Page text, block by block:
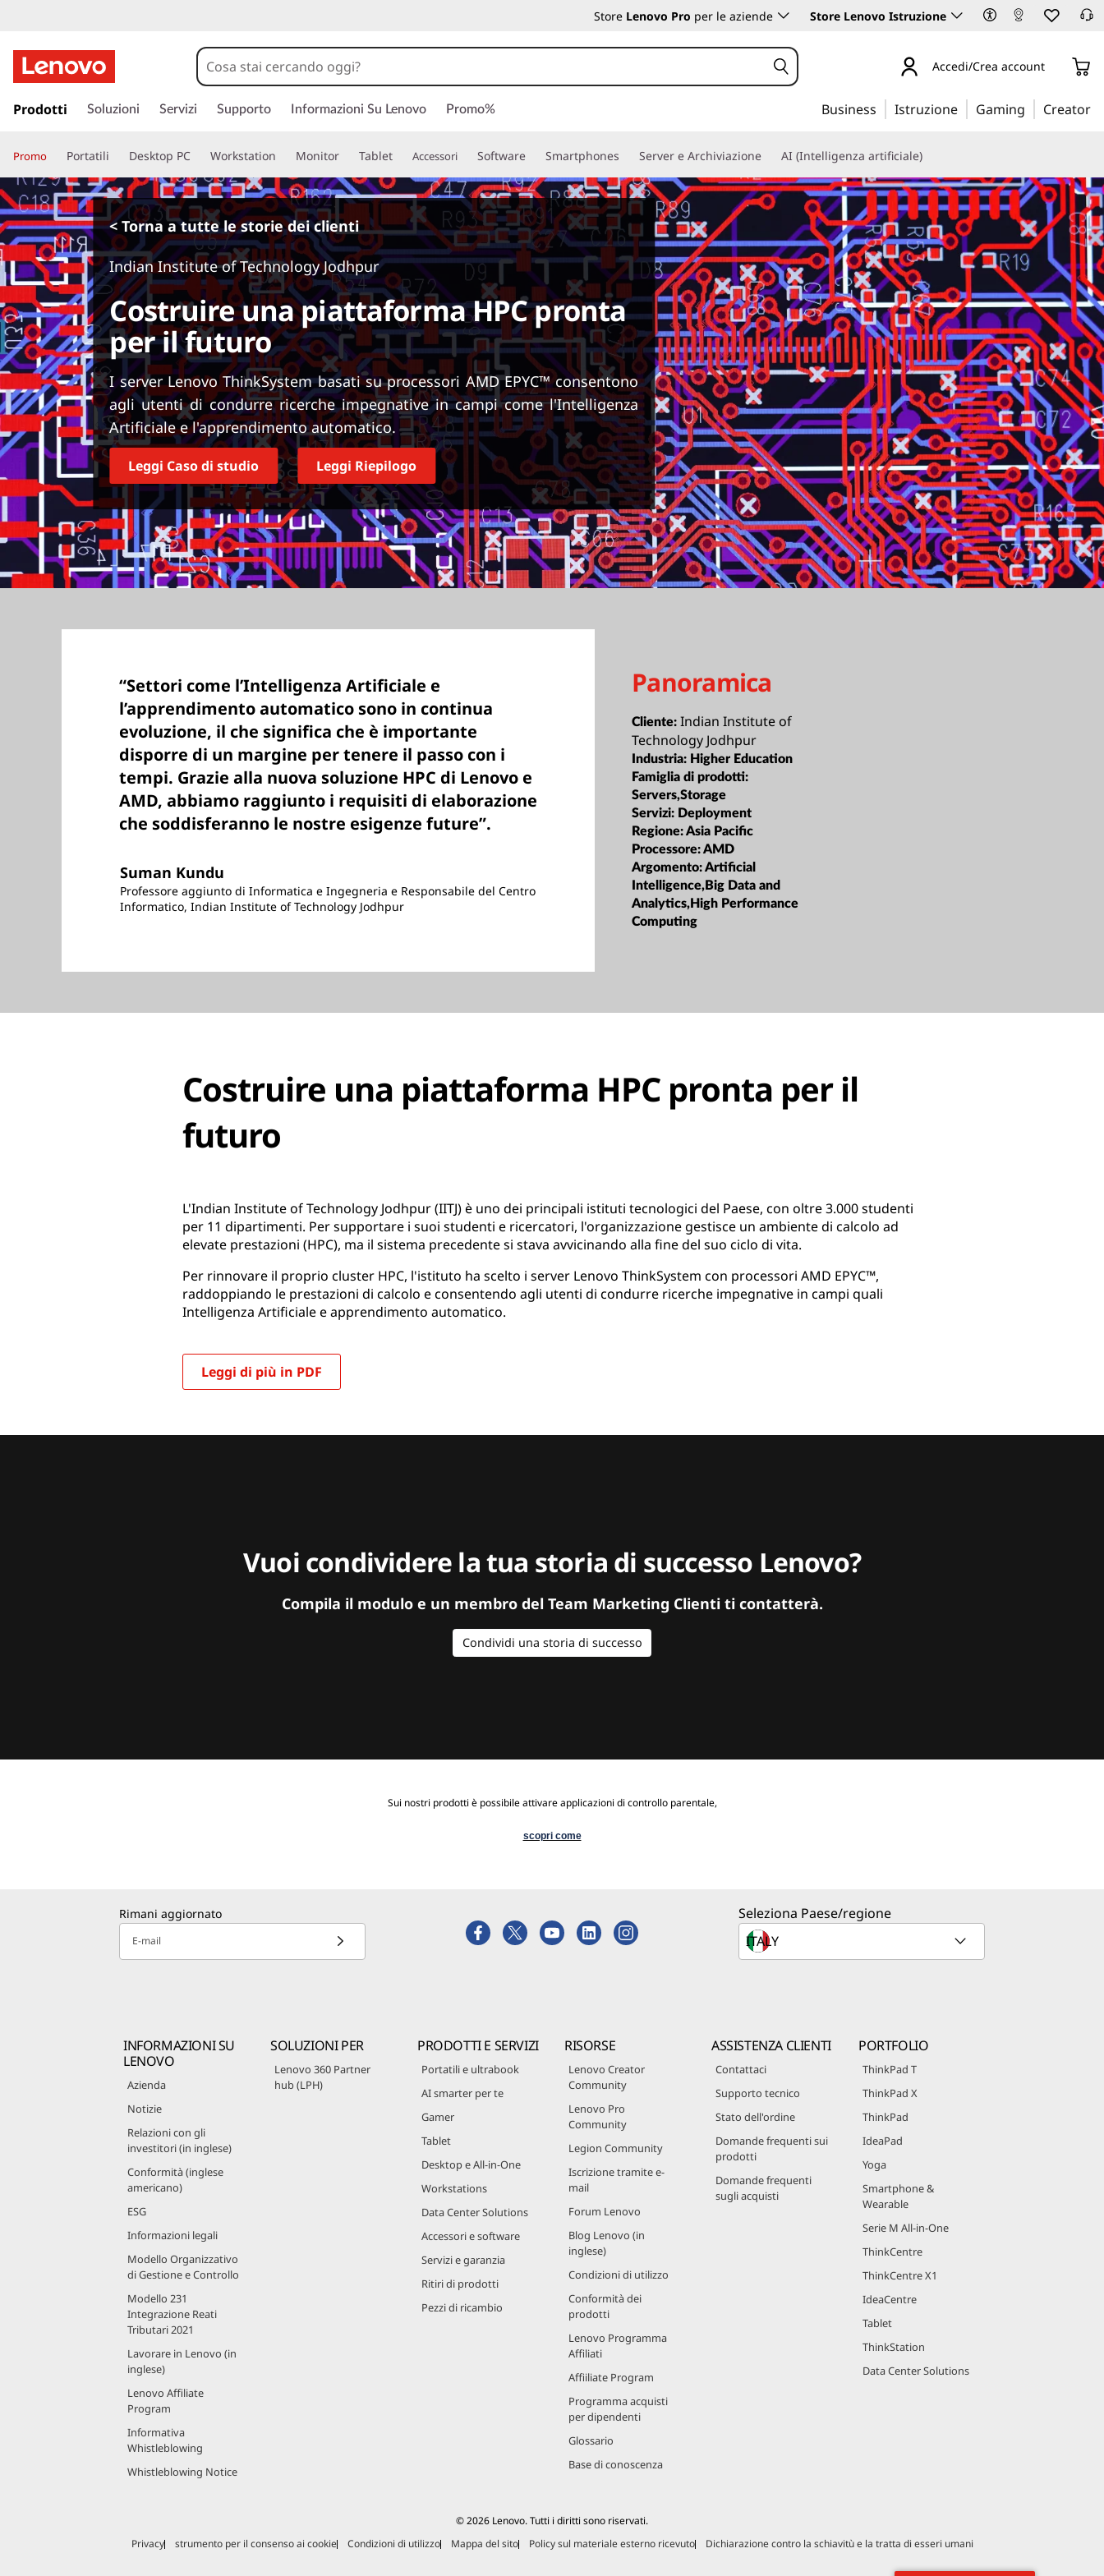
Store Lenovo Pro per le aziende Store Lenovo Istruzione
a
a
a
c
o
n
e
n
u
t
o
p
r
i
n
c
i
e
Accedi/Crea account
Prodotti Soluzioni Servizi Supporto Informazioni Su Lenovo Promo% Business Istruzione Gaming Creator
Promo Portatili Desktop PC Workstation Monitor Tablet Accessori Software Smartphones Server e Archiviazione AI (Intelligenza artificiale)
< Torna a tutte le storie dei clienti
Indian Institute of Technology Jodhpur
Costruire una piattaforma HPC pronta
per il futuro
I server Lenovo ThinkSystem basati su processori AMD EPYC™ consentono
agli utenti di condurre ricerche impegnative in campi come l'Intelligenza
Artificiale e l'apprendimento automatico.
Leggi Caso di studio Leggi Riepilogo
“Settori come l’Intelligenza Artificiale e
l’apprendimento automatico sono in continua
evoluzione, il che significa che è importante
disporre di un margine per tenere il passo con i
tempi. Grazie alla nuova soluzione HPC di Lenovo e
AMD, abbiamo raggiunto i requisiti di elaborazione
che soddisferanno le nostre esigenze future”.
Suman Kundu
Professore aggiunto di Informatica e Ingegneria e Responsabile del Centro
Informatico, Indian Institute of Technology Jodhpur
Panoramica
Cliente:Indian Institute of
Technology Jodhpur
Industria: Higher Education
Famiglia di prodotti:
Servers,Storage
Servizi: Deployment
Regione:Asia Pacific
Processore:AMD
Argomento:Artificial
Intelligence,Big Data and
Analytics,High Performance
Computing
Costruire una piattaforma HPC pronta per il
futuro
L'Indian Institute of Technology Jodhpur (IITJ) è uno dei principali istituti tecnologici del Paese, con oltre 3.000 studenti
per 11 dipartimenti. Per supportare i suoi studenti e ricercatori, l'organizzazione gestisce un ambiente di calcolo ad
elevate prestazioni (HPC), ma il sistema precedente si stava avvicinando alla fine del suo ciclo di vita.
Per rinnovare il proprio cluster HPC, l'istituto ha scelto i server Lenovo ThinkSystem con processori AMD EPYC™,
raddoppiando le prestazioni di calcolo e consentendo agli utenti di condurre ricerche impegnative in campi quali
Intelligenza Artificiale e apprendimento automatico.
Leggi di più in PDF
Vuoi condividere la tua storia di successo Lenovo?
Compila il modulo e un membro del Team Marketing Clienti ti contatterà.
Condividi una storia di successo
Sui nostri prodotti è possibile attivare applicazioni di controllo parentale,
scopri come
Rimani aggiornato
E-mail
Seleziona Paese/regione
INFORMAZIONI SU
LENOVO
Azienda
Notizie
Relazioni con gli
investitori (in inglese)
Conformità (inglese
americano)
ESG
Informazioni legali
Modello Organizzativo
di Gestione e Controllo
Modello 231
Integrazione Reati
Tributari 2021
Lavorare in Lenovo (in
inglese)
Lenovo Affiliate
Program
Informativa
Whistleblowing
Whistleblowing Notice
SOLUZIONI PER
Lenovo 360 Partner
hub (LPH)
PRODOTTI E SERVIZI
Portatili e ultrabook
AI smarter per te
Gamer
Tablet
Desktop e All-in-One
Workstations
Data Center Solutions
Accessori e software
Servizi e garanzia
Ritiri di prodotti
Pezzi di ricambio
RISORSE
Lenovo Creator
Community
Lenovo Pro
Community
Legion Community
Iscrizione tramite e-
mail
Forum Lenovo
Blog Lenovo (in
inglese)
Condizioni di utilizzo
Conformità dei
prodotti
Lenovo Programma
Affiliati
Affiiliate Program
Programma acquisti
per dipendenti
Glossario
Base di conoscenza
ASSISTENZA CLIENTI
Contattaci
Supporto tecnico
Stato dell'ordine
Domande frequenti sui
prodotti
Domande frequenti
sugli acquisti
PORTFOLIO
ThinkPad T
ThinkPad X
ThinkPad
IdeaPad
Yoga
Smartphone &
Wearable
Serie M All-in-One
ThinkCentre
ThinkCentre X1
IdeaCentre
Tablet
ThinkStation
Data Center Solutions
© 2026 Lenovo. Tutti i diritti sono riservati.
Privacy
strumento per il consenso ai cookie Condizioni di utilizzo Mappa del sito Policy sul materiale esterno ricevuto Dichiarazione contro la schiavitù e la tratta di esseri umani